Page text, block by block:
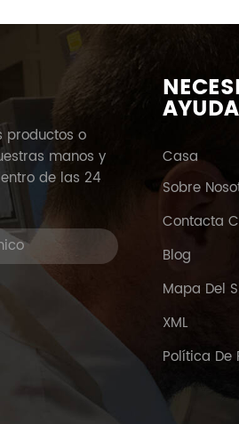
productos o
manos y
de las 24
AYUDA
Casa
Sobre
Blog
Mapa Del
XML
Política